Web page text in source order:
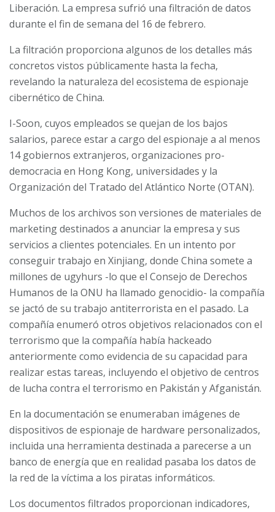
Liberación. La empresa sufrió una filtración de datos
durante el fin de semana del 16 de febrero.
La filtración proporciona algunos de los detalles más
concretos vistos públicamente hasta la fecha,
revelando la naturaleza del ecosistema de espionaje
cibernético de China.
I-Soon, cuyos empleados se quejan de los bajos
salarios, parece estar a cargo del espionaje a al menos
14 gobiernos extranjeros, organizaciones pro-
democracia en Hong Kong, universidades y la
Organización del Tratado del Atlántico Norte (OTAN).
Muchos de los archivos son versiones de materiales de
marketing destinados a anunciar la empresa y sus
servicios a clientes potenciales. En un intento por
conseguir trabajo en Xinjiang, donde China somete a
millones de ugyhurs -lo que el Consejo de Derechos
Humanos de la ONU ha llamado genocidio- la compañía
se jactó de su trabajo antiterrorista en el pasado. La
compañía enumeró otros objetivos relacionados con el
terrorismo que la compañía había hackeado
anteriormente como evidencia de su capacidad para
realizar estas tareas, incluyendo el objetivo de centros
de lucha contra el terrorismo en Pakistán y Afganistán.
En la documentación se enumeraban imágenes de
dispositivos de espionaje de hardware personalizados,
incluida una herramienta destinada a parecerse a un
banco de energía que en realidad pasaba los datos de
la red de la víctima a los piratas informáticos.
Los documentos filtrados proporcionan indicadores,